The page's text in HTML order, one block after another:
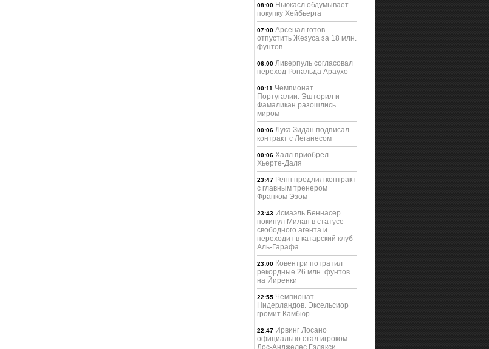
08:00 Ньюкасл обдумывает
покупку Хейбьерга
07:00 Арсенал готов
отпустить Жезуса за 18 млн.
фунтов
06:00 Ливерпуль согласовал
переход Рональда Араухо
00:11 Чемпионат
Португалии. Эшторил и
Фамаликан разошлись
миром
00:06 Лука Зидан подписал
контракт с Леганесом
00:06 Халл приобрел
Хьерте-Даля
23:47 Ренн продлил контракт
с главным тренером
Франком Эзом
23:43 Исмаэль Беннасер
покинул Милан в статусе
свободного агента и
переходит в катарский клуб
Аль-Гарафа
23:00 Ковентри потратил
рекордные 26 млн. фунтов
на Йиренки
22:55 Чемпионат
Нидерландов. Эксельсиор
громит Камбюр
22:47 Ирвинг Лосано
официально стал игроком
Лос-Анджелес Гэлакси